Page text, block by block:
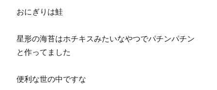
おにぎりは鮭
星形の海苔はホチキスみたいなやつでパチンパチン
と作ってました
便利な世の中ですな